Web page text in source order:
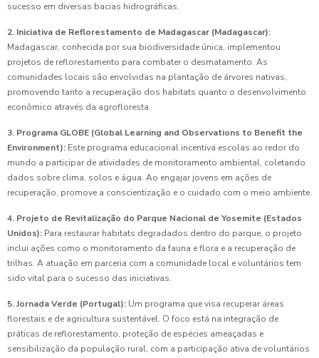
sucesso em diversas bacias hidrográficas.
2. Iniciativa de Reflorestamento de Madagascar (Madagascar):
Madagascar, conhecida por sua biodiversidade única, implementou
projetos de reflorestamento para combater o desmatamento. As
comunidades locais são envolvidas na plantação de árvores nativas,
promovendo tanto a recuperação dos habitats quanto o desenvolvimento
econômico através da agrofloresta.
3. Programa GLOBE (Global Learning and Observations to Benefit the
Environment): Este programa educacional incentiva escolas ao redor do
mundo a participar de atividades de monitoramento ambiental, coletando
dados sobre clima, solos e água. Ao engajar jovens em ações de
recuperação, promove a conscientização e o cuidado com o meio ambiente.
4. Projeto de Revitalização do Parque Nacional de Yosemite (Estados
Unidos): Para restaurar habitats degradados dentro do parque, o projeto
inclui ações como o monitoramento da fauna e flora e a recuperação de
trilhas. A atuação em parceria com a comunidade local e voluntários tem
sido vital para o sucesso das iniciativas.
5. Jornada Verde (Portugal): Um programa que visa recuperar áreas
florestais e de agricultura sustentável. O foco está na integração de
práticas de reflorestamento, proteção de espécies ameaçadas e
sensibilização da população rural, com a participação ativa de voluntários